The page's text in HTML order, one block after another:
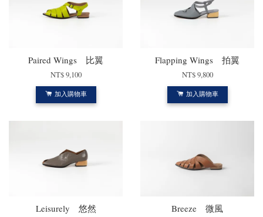
Paired Wings 比翼
NT$ 9,100
加入購物車
Flapping Wings 拍翼
NT$ 9,800
加入購物車
Leisurely 悠然 Breeze 微風